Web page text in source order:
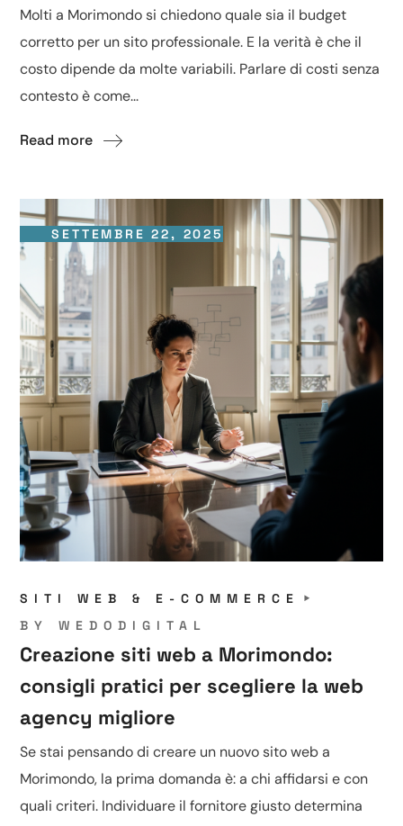
Molti a Morimondo si chiedono quale sia il budget
corretto per un sito professionale. E la verità è che il
costo dipende da molte variabili. Parlare di costi senza
contesto è come...
Read more
SETTEMBRE 22, 2025
SITI WEB & E-COMMERCE
BYWEDODIGITAL
Creazione siti web a Morimondo:
consigli pratici per scegliere la web
agency migliore
Se stai pensando di creare un nuovo sito web a
Morimondo, la prima domanda è: a chi affidarsi e con
quali criteri. Individuare il fornitore giusto determina